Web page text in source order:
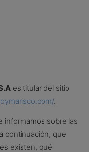
es titular del sitio
.
informamos sobre las
continuación, que
existen, qué